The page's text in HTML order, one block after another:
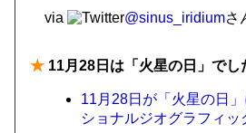
via @sinus_iridiumさ
★ 11月28日は「火星の日」でし
11月28日が「火星の日
ショナルジオグラフィッ